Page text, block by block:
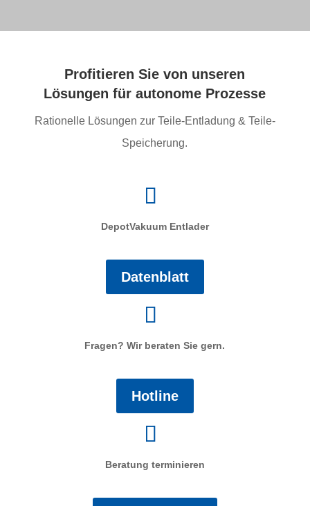
Profitieren Sie von unseren
Lösungen für autonome Prozesse
Rationelle Lösungen zur Teile-Entladung & Teile-
Speicherung.
DepotVakuum Entlader
Datenblatt
Fragen? Wir beraten Sie gern.
Hotline
Beratung terminieren